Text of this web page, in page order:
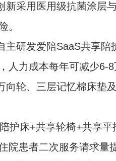
新采用医用级抗菌涂层
。
主研发爱陪SaaS共享
人力成本每年可减少6-8
向轮、三层记忆棉床垫
护床+共享轮椅+共享
院患者二次服务请求量